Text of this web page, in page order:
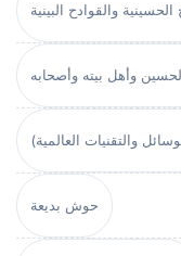
الحسينية والقوادح البينية
وأهل بيته وأصحابه
والتقنيات العالمية)
حوش بديعة